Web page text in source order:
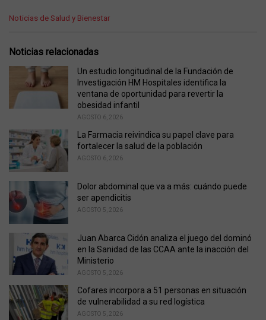
C
e
Noticias de Salud y Bienestar
Noticias relacionadas
Un estudio longitudinal de la Fundación de
Investigación HM Hospitales identifica la
ventana de oportunidad para revertir la
obesidad infantil
AGOSTO 6, 2026
La Farmacia reivindica su papel clave para
fortalecer la salud de la población
AGOSTO 6, 2026
Dolor abdominal que va a más: cuándo puede
ser apendicitis
AGOSTO 5, 2026
Juan Abarca Cidón analiza el juego del dominó
en la Sanidad de las CCAA ante la inacción del
Ministerio
AGOSTO 5, 2026
Cofares incorpora a 51 personas en situación
de vulnerabilidad a su red logística
AGOSTO 5, 2026